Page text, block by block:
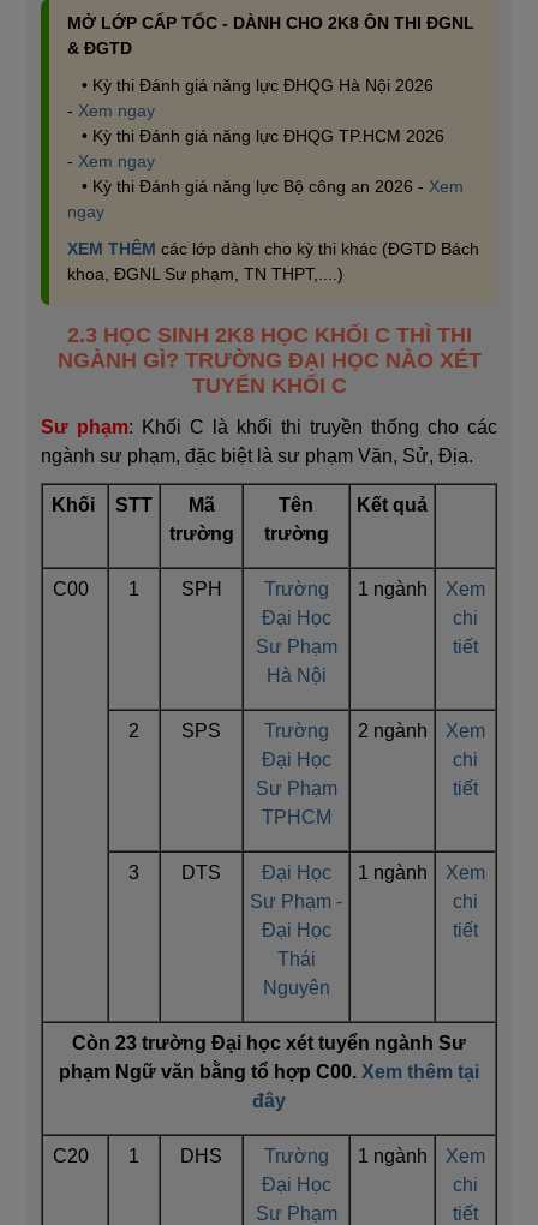
MỞ LỚP CẤP TỐC - DÀNH CHO 2K8 ÔN THI ĐGNL
& ĐGTD
• Kỳ thi Đánh giá năng lực ĐHQG Hà Nội 2026
- Xem ngay
• Kỳ thi Đánh giá năng lực ĐHQG TP.HCM 2026
- Xem ngay
• Kỳ thi Đánh giá năng lực Bộ công an 2026 - Xem
ngay
XEM THÊM các lớp dành cho kỳ thi khác (ĐGTD Bách
khoa, ĐGNL Sư phạm, TN THPT,....)
2.3 HỌC SINH 2K8 HỌC KHỐI C THÌ THI
NGÀNH GÌ? TRƯỜNG ĐẠI HỌC NÀO XÉT
TUYỂN KHỐI C
Sư phạm: Khối C là khối thi truyền thống cho các
ngành sư phạm, đặc biệt là sư phạm Văn, Sử, Địa.
Khối STT
Mã
trường
Tên
trường
Kết quả
C00 1 SPH
Trường
Đại Học
Sư Phạm
Hà Nội
1 ngành
Xem
chi
tiết
2 SPS
Trường
Đại Học
Sư Phạm
TPHCM
2 ngành
Xem
chi
tiết
3 DTS
Đại Học
Sư Phạm -
Đại Học
Thái
Nguyên
1 ngành
Xem
chi
tiết
Còn 23 trường Đại học xét tuyển ngành Sư
phạm Ngữ văn bằng tổ hợp C00. Xem thêm tại
đây
C20 1 DHS
Trường
Đại Học
Sư Phạm
1 ngành
Xem
chi
tiết